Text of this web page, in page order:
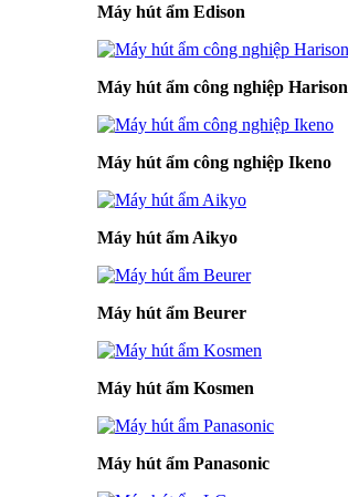
Máy hút ẩm Edison
Máy hút ẩm công nghiệp Harison
Máy hút ẩm công nghiệp Ikeno
Máy hút ẩm Aikyo
Máy hút ẩm Beurer
Máy hút ẩm Kosmen
Máy hút ẩm Panasonic